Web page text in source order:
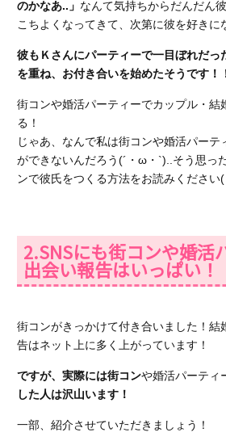
のかなあ..」 なんて気持ちからだんだん
こちよくなってきて、 次第に彼を好きに
彼もＫさんにパーティーで一目ぼれだっ
を重ね、お付き合いを始めたそうです！
街コンや婚活パーティーでカップル・結
る！
じゃあ、なんで私は街コンや婚活パーテ
ができないんだろう(´・ω・`)..そう思っ
ンで彼氏をつくる方法をお読みください(
2.SNSにも街コンや婚活
出会い報告はいっぱい！
街コンがきっかけて付き合いました！結
告はネット上に多く上がっています！
ですが、実際には街コンや婚活パーティ
した人は沢山います！
一部、紹介させていただきましょう！